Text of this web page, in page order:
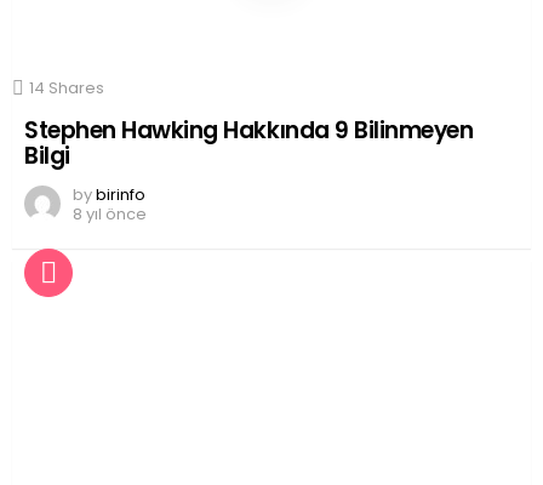
14 Shares
Stephen Hawking Hakkında 9 Bilinmeyen
Bilgi
bybirinfo
8 yıl önce